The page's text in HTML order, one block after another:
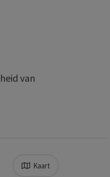
van
Kaart